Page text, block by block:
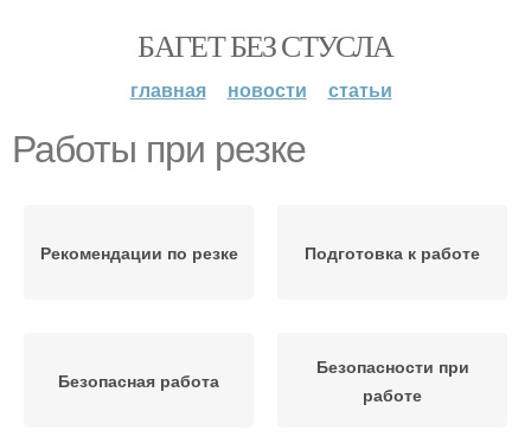
БАГЕТ БЕЗ СТУСЛА
главная новости статьи
Работы при резке
Рекомендации по резке Подготовка к работе
Безопасная работа
Безопасности при
работе